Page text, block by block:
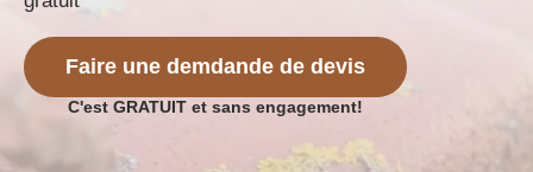
Faire une demdande de devis
C'est GRATUIT et sans engagement!